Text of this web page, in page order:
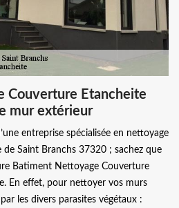
Couverture Etancheite
mur extérieur
entreprise spécialisée en nettoyage
Saint Branchs 37320 ; sachez que
Batiment Nettoyage Couverture
En effet, pour nettoyer vos murs
les divers parasites végétaux :